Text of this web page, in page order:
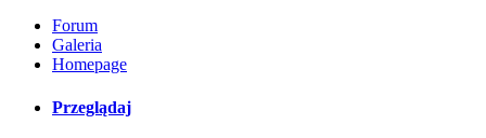
Forum
Galeria
Homepage
Przeglądaj